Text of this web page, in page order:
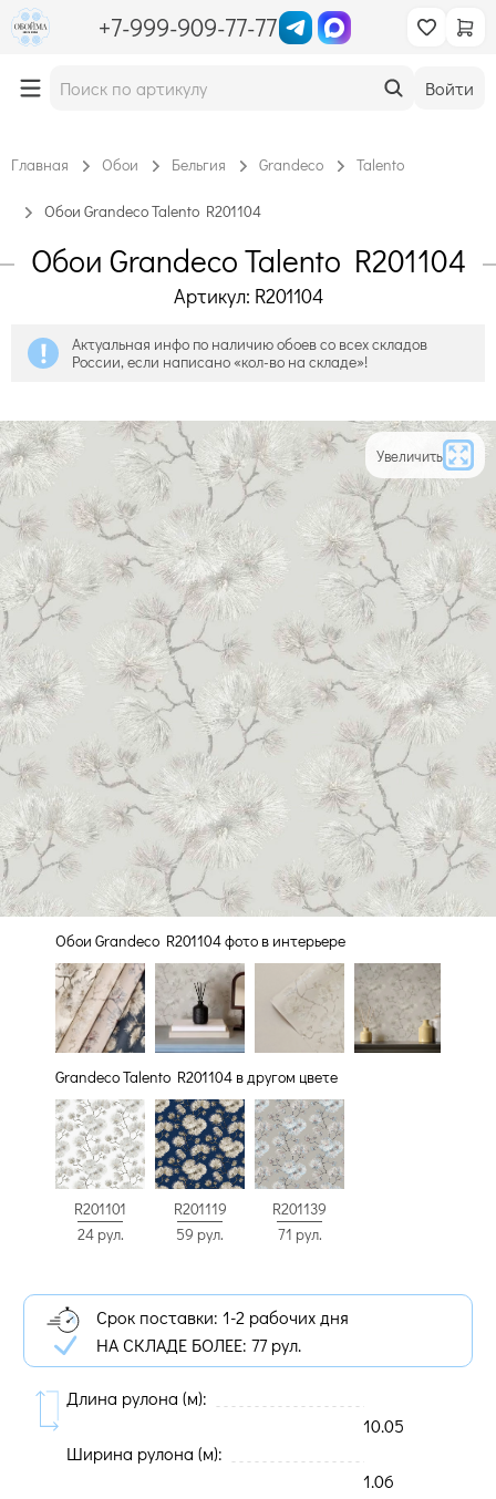
+7-999-909-77-77
Войти
Главная Обои Бельгия Grandeco Talento
Обои Grandeco Talento R201104
Обои Grandeco Talento R201104
Артикул: R201104
Актуальная инфо по наличию обоев со всех складов
России, если написано «кол-во на складе»!
Увеличить
Обои Grandeco R201104 фото в интерьере
Grandeco Talento R201104 в другом цвете
R201101
24 рул.
R201119
59 рул.
R201139
71 рул.
Срок поставки: 1-2 рабочих дня
НА СКЛАДЕ БОЛЕЕ: 77 рул.
Длина рулона (м):
10.05
Ширина рулона (м):
1.06